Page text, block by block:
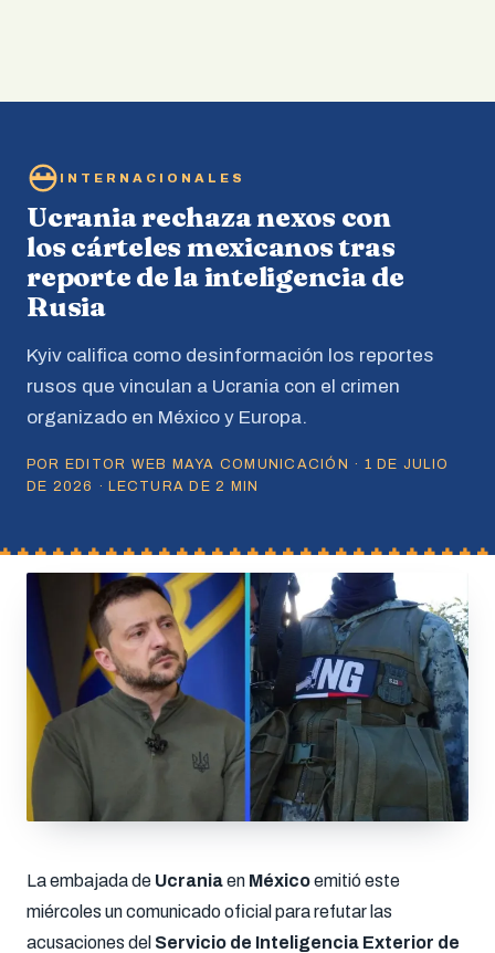
INTERNACIONALES
Ucrania rechaza nexos con
los cárteles mexicanos tras
reporte de la inteligencia de
Rusia
Kyiv califica como desinformación los reportes
rusos que vinculan a Ucrania con el crimen
organizado en México y Europa.
POR EDITOR WEB MAYA COMUNICACIÓN · 1 DE JULIO
DE 2026 · LECTURA DE 2 MIN
La embajada de Ucraniaen Méxicoemitió este
miércoles un comunicado oficial para refutar las
acusaciones del Servicio de Inteligencia Exterior de